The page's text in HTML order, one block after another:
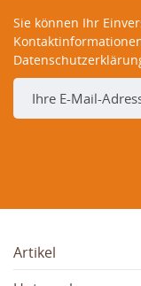
Sie können Ihr
Artikel